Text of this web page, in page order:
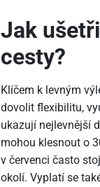
Jak
cesty?
Klíčem k levným
dovolit flexibilitu,
ukazují nejlevnější
mohou klesnout o
v červenci často
okolí. Vyplatí se